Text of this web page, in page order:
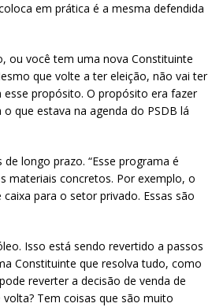
em prática é a mesma defendida
ou você tem uma nova Constituinte
que volte a ter eleição, não vai ter
propósito. O propósito era fazer
que estava na agenda do PSDB lá
longo prazo. “Esse programa é
materiais concretos. Por exemplo, o
para o setor privado. Essas são
Isso está sendo revertido a passos
Constituinte que resolva tudo, como
reverter a decisão de venda de
Tem coisas que são muito